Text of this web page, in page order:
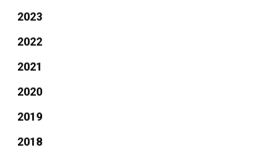
2023
2022
2021
2020
2019
2018